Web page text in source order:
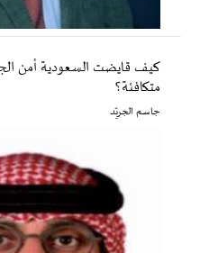
كيف قايضت السعودية أمن
متكافئة؟
جاسم الجريّد